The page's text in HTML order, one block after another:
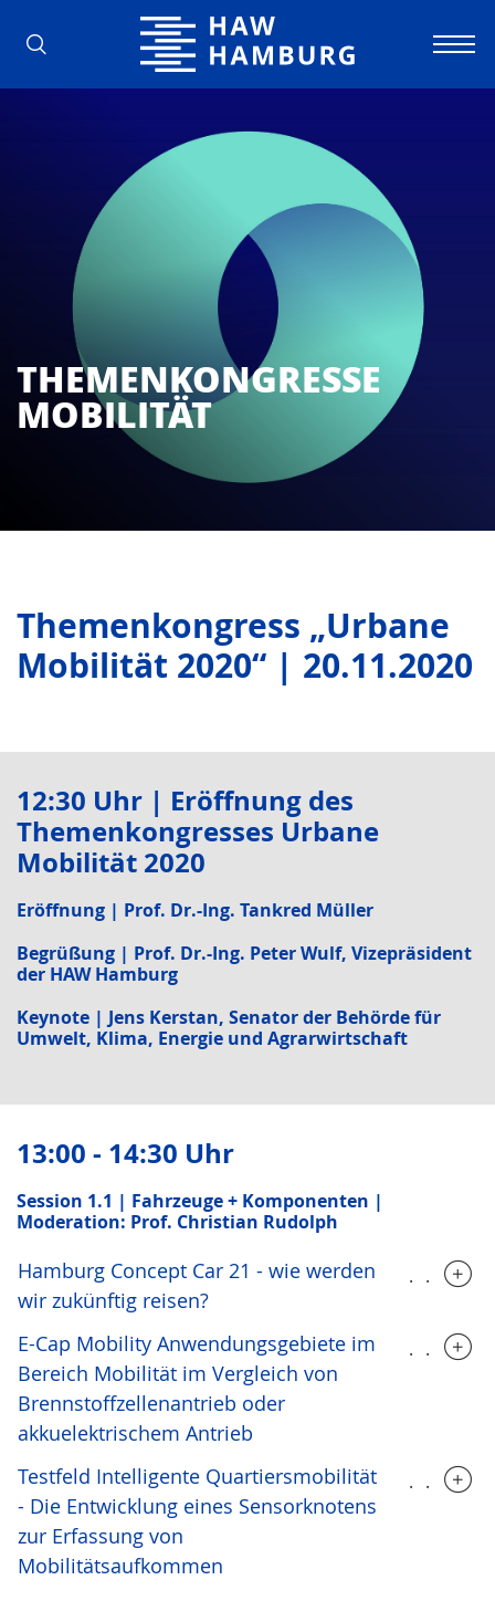
Hochschule für Angewandte
THEMENKONGRESSE
MOBILITÄT
Themenkongress „Urbane
Mobilität 2020“ | 20.11.2020
12:30 Uhr | Eröffnung des
Themenkongresses Urbane
Mobilität 2020
Eröffnung | Prof. Dr.-Ing. Tankred Müller
Begrüßung | Prof. Dr.-Ing. Peter Wulf, Vizepräsident
der HAW Hamburg
Keynote | Jens Kerstan, Senator der Behörde für
Umwelt, Klima, Energie und Agrarwirtschaft
13:00 - 14:30 Uhr
Session 1.1 | Fahrzeuge + Komponenten |
Moderation: Prof. Christian Rudolph
Hamburg Concept Car 21 - wie werden
wir zukünftig reisen?
E-Cap Mobility Anwendungsgebiete im
Bereich Mobilität im Vergleich von
Brennstoffzellenantrieb oder
akkuelektrischem Antrieb
Testfeld Intelligente Quartiersmobilität
- Die Entwicklung eines Sensorknotens
zur Erfassung von
Mobilitätsaufkommen